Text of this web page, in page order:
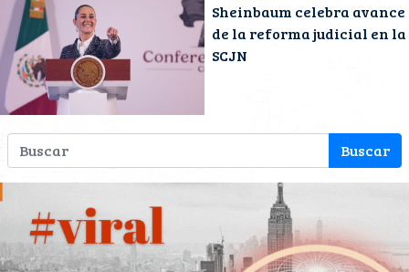
Sheinbaum celebra avance
de la reforma judicial en la
SCJN